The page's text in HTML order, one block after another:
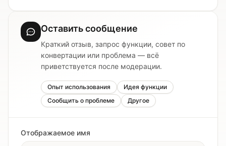
Оставить сообщение
Краткий отзыв, запрос функции, совет по
конвертации или проблема — всё
приветствуется после модерации.
Опыт использования
Идея функции
Сообщить о проблеме
Другое
Отображаемое имя